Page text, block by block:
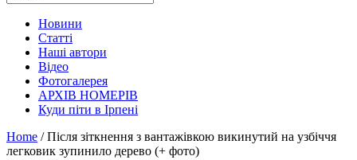
Новини
Статті
Наші автори
Відео
Фотогалерея
АРХІВ НОМЕРІВ
Куди піти в Ірпені
Home / Після зіткнення з вантажівкою викинутий на узбіччя
легковик зупинило дерево (+ фото)